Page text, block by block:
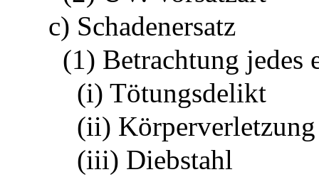
c) Schadenersatz
(1) Betrachtung jedes
(i) Tötungsdelikt
(ii) Körperverletzung
(iii) Diebstahl